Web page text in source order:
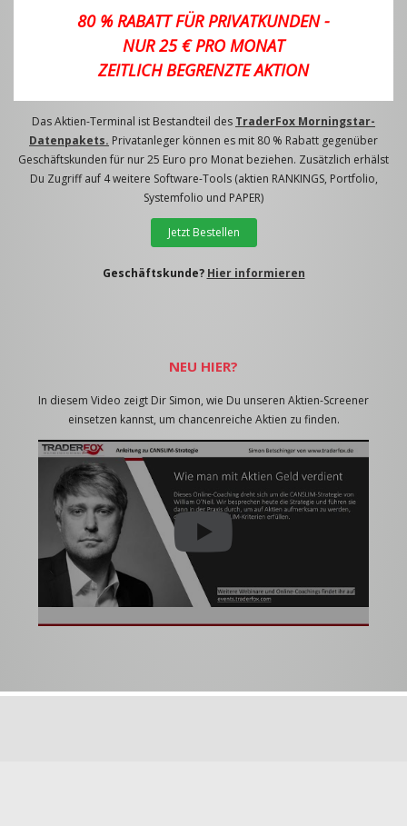
80 % RABATT FÜR PRIVATKUNDEN -
NUR 25 € PRO MONAT
ZEITLICH BEGRENZTE AKTION
Das Aktien-Terminal ist Bestandteil des TraderFox Morningstar-
Datenpakets. Privatanleger können es mit 80 % Rabatt gegenüber
Geschäftskunden für nur 25 Euro pro Monat beziehen. Zusätzlich erhälst
Du Zugriff auf 4 weitere Software-Tools (aktien RANKINGS, Portfolio,
Systemfolio und PAPER)
Jetzt Bestellen
Geschäftskunde? Hier informieren
NEU HIER?
In diesem Video zeigt Dir Simon, wie Du unseren Aktien-Screener
einsetzen kannst, um chancenreiche Aktien zu finden.